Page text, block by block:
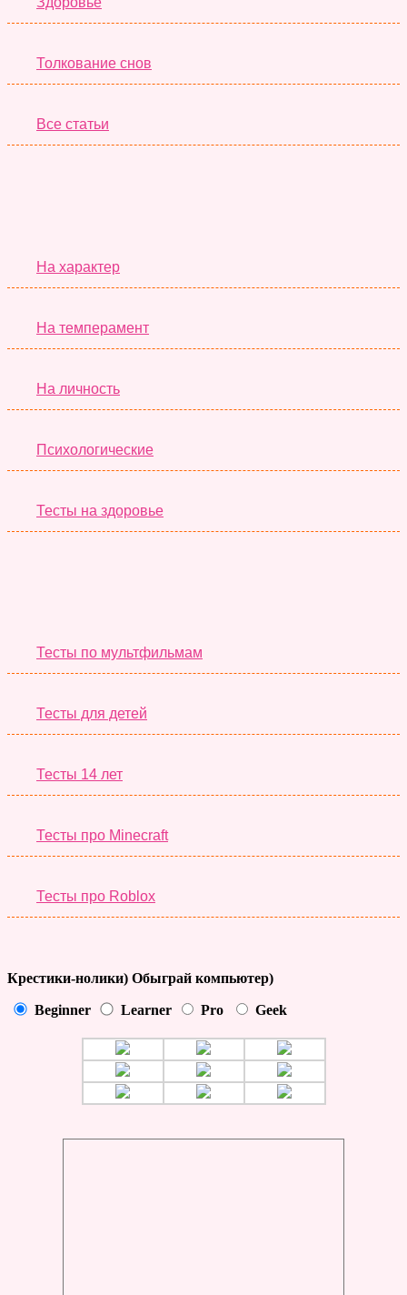
Толкование снов
Все статьи
На характер
На темперамент
На личность
Психологические
Тесты на здоровье
Тесты по мультфильмам
Тесты для детей
Тесты 14 лет
Тесты про Minecraft
Тесты про Roblox
Крестики-нолики) Обыграй компьютер)
Beginner Learner Pro Geek